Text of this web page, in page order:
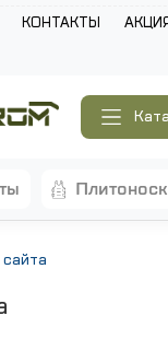
КОНТАКТЫ